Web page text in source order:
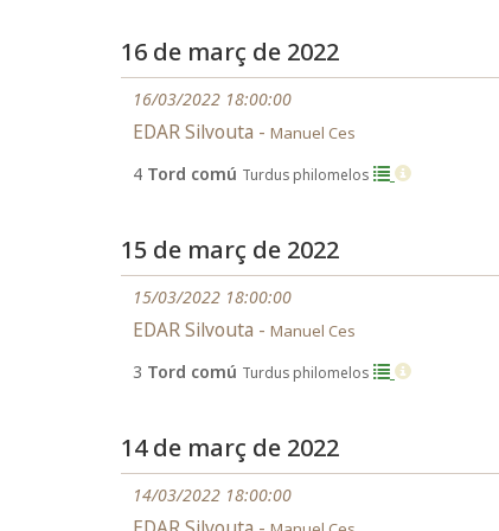
16 de març de 2022
16/03/2022 18:00:00
EDAR Silvouta - Manuel Ces
4 Tord comú Turdus philomelos
15 de març de 2022
15/03/2022 18:00:00
EDAR Silvouta - Manuel Ces
3 Tord comú Turdus philomelos
14 de març de 2022
14/03/2022 18:00:00